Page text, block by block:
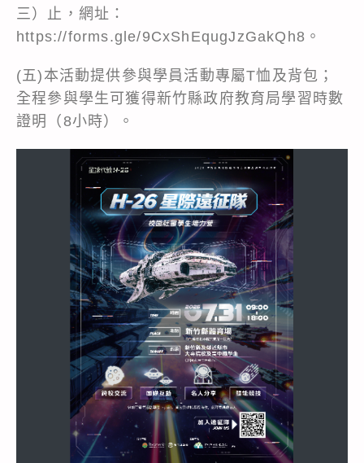
三）止，網址：
https://forms.gle/9CxShEqugJzGakQh8。
(五)本活動提供參與學員活動專屬T恤及背包；
全程參與學生可獲得新竹縣政府教育局學習時數
證明（8小時）。